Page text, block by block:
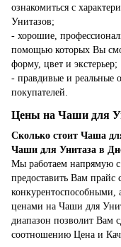
ознакомиться с
Унитазов;
- хорошие,
помощью которых Вы
форму, цвет и экстерьер;
- правдивые и реальные
покупателей.
Цены на Чаши для
Сколько стоит Чаша
Чаши для Унитаза в
Мы работаем напрямую
предоставить Вам
ценами на Чаши для
диапазон позволит Вам
соотношению Цена и